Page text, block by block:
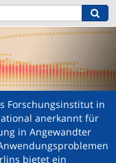
Forschungsinstitut in
anerkannt für
in Angewandter
bietet ein